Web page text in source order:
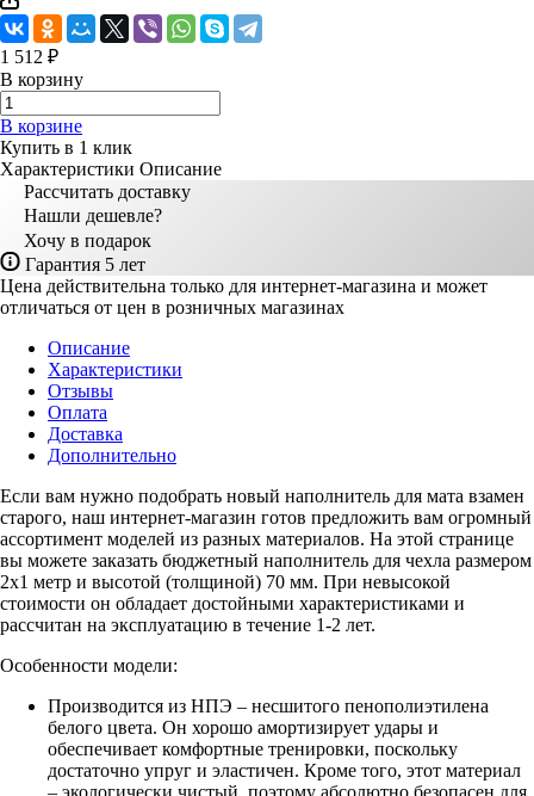
1 512 ₽
В корзину
В корзине
Купить в 1 клик
Характеристики Описание
Рассчитать доставку
Нашли дешевле?
Хочу в подарок
Гарантия 5 лет
Цена действительна только для интернет-магазина и может
отличаться от цен в розничных магазинах
Описание
Характеристики
Отзывы
Оплата
Доставка
Дополнительно
Если вам нужно подобрать новый наполнитель для мата взамен
старого, наш интернет-магазин готов предложить вам огромный
ассортимент моделей из разных материалов. На этой странице
вы можете заказать бюджетный наполнитель для чехла размером
2х1 метр и высотой (толщиной) 70 мм. При невысокой
стоимости он обладает достойными характеристиками и
рассчитан на эксплуатацию в течение 1-2 лет.
Особенности модели:
Производится из НПЭ – несшитого пенополиэтилена
белого цвета. Он хорошо амортизирует удары и
обеспечивает комфортные тренировки, поскольку
достаточно упруг и эластичен. Кроме того, этот материал
– экологически чистый, поэтому абсолютно безопасен для